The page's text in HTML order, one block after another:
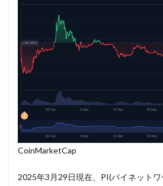
CoinMarketCap
2025年3月29日現在、PI(パイネット